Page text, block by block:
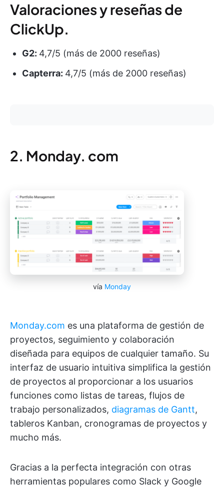
Valoraciones y reseñas de
ClickUp.
G2: 4,7/5 (más de 2000 reseñas)
Capterra: 4,7/5 (más de 2000 reseñas)
2. Monday. com
vía Monday
Monday.com es una plataforma de gestión de
proyectos, seguimiento y colaboración
diseñada para equipos de cualquier tamaño. Su
interfaz de usuario intuitiva simplifica la gestión
de proyectos al proporcionar a los usuarios
funciones como listas de tareas, flujos de
trabajo personalizados, diagramas de Gantt,
tableros Kanban, cronogramas de proyectos y
mucho más.
Gracias a la perfecta integración con otras
herramientas populares como Slack y Google